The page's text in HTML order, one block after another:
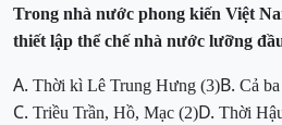
Trong nhà nước phong kiến Việt
thiết lập thể chế nhà nước lưỡng
A. Thời kì Lê Trung Hưng (3)B. Cả ba
C. Triều Trần, Hồ, Mạc (2)D. Thời